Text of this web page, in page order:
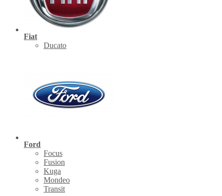
Fiat
Ducato
Ford
Focus
Fusion
Kuga
Mondeo
Transit